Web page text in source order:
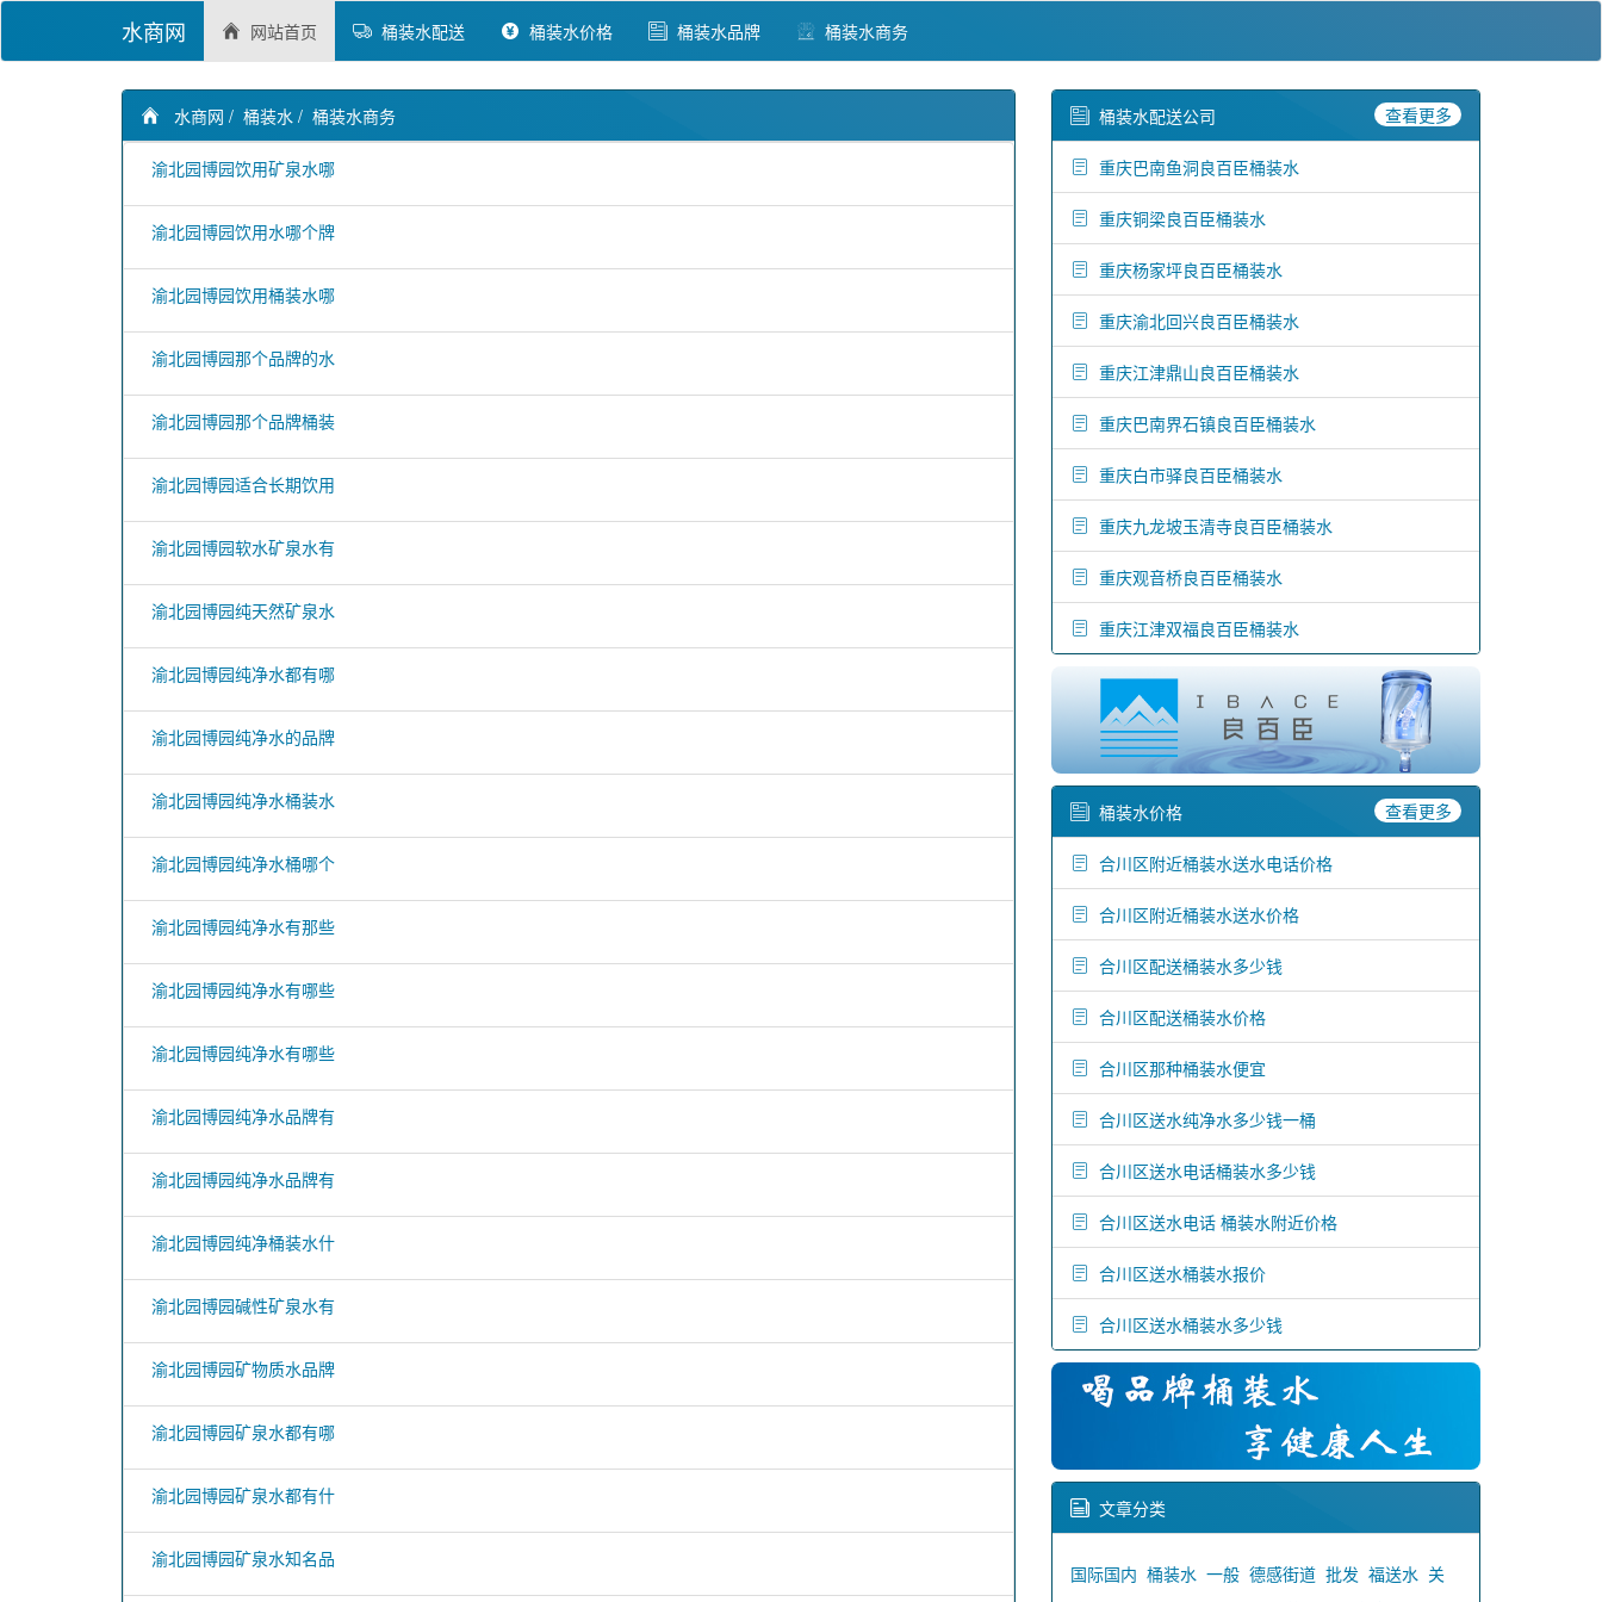
水商网 网站首页 桶装水配送 桶装水价格 桶装水品牌 桶装水商务
水商网 / 桶装水 / 桶装水商务
渝北园博园饮用矿泉水哪
渝北园博园饮用水哪个牌
渝北园博园饮用桶装水哪
渝北园博园那个品牌的水
渝北园博园那个品牌桶装
渝北园博园适合长期饮用
渝北园博园软水矿泉水有
渝北园博园纯天然矿泉水
渝北园博园纯净水都有哪
渝北园博园纯净水的品牌
渝北园博园纯净水桶装水
渝北园博园纯净水桶哪个
渝北园博园纯净水有那些
渝北园博园纯净水有哪些
渝北园博园纯净水有哪些
渝北园博园纯净水品牌有
渝北园博园纯净水品牌有
渝北园博园纯净桶装水什
渝北园博园碱性矿泉水有
渝北园博园矿物质水品牌
渝北园博园矿泉水都有哪
渝北园博园矿泉水都有什
渝北园博园矿泉水知名品
桶装水配送公司 查看更多
重庆巴南鱼洞良百臣桶装水
重庆铜梁良百臣桶装水
重庆杨家坪良百臣桶装水
重庆渝北回兴良百臣桶装水
重庆江津鼎山良百臣桶装水
重庆巴南界石镇良百臣桶装水
重庆白市驿良百臣桶装水
重庆九龙坡玉清寺良百臣桶装水
重庆观音桥良百臣桶装水
重庆江津双福良百臣桶装水
桶装水价格 查看更多
合川区附近桶装水送水电话价格
合川区附近桶装水送水价格
合川区配送桶装水多少钱
合川区配送桶装水价格
合川区那种桶装水便宜
合川区送水纯净水多少钱一桶
合川区送水电话桶装水多少钱
合川区送水电话 桶装水附近价格
合川区送水桶装水报价
合川区送水桶装水多少钱
文章分类
国际国内 桶装水 一般 德感街道 批发 福送水 关